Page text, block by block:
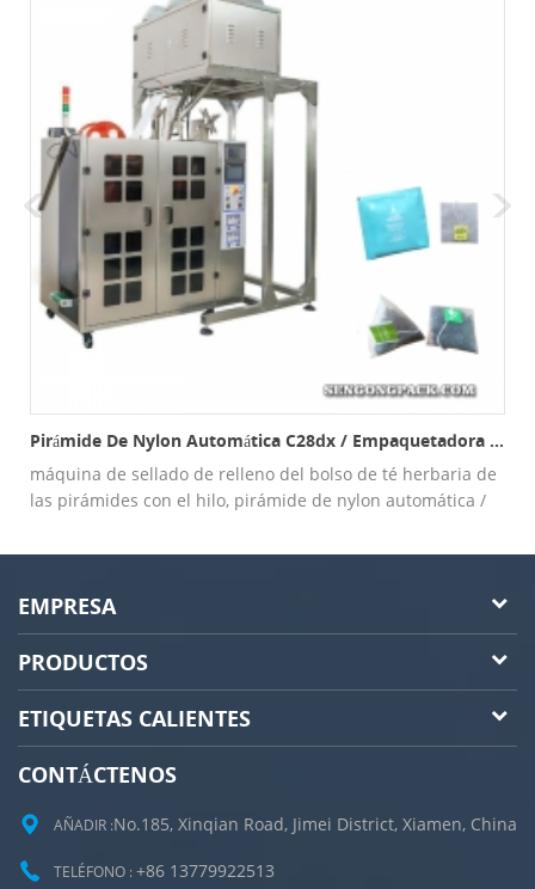
Pirámide De Nylon Automática C28dx / Empaquetadora Plana Y Externa Plana Del Bolso
máquina de sellado de relleno del bolso de té herbaria de
las pirámides con el hilo, pirámide de nylon automática /
EMPRESA
PRODUCTOS
ETIQUETAS CALIENTES
CONTÁCTENOS
AÑADIR :No.185, Xinqian Road, Jimei District, Xiamen, China
TELÉFONO : +86 13779922513